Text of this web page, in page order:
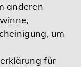
anderen
um
für